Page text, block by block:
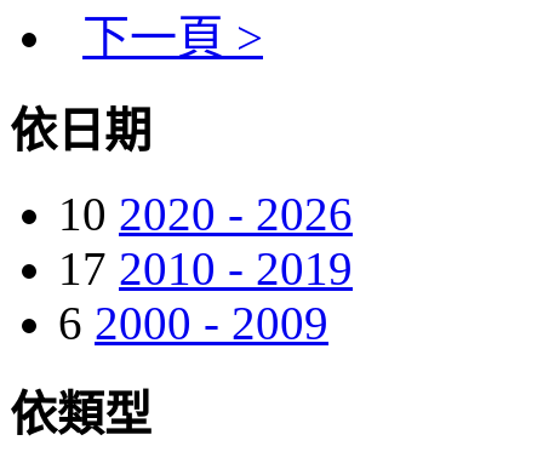
下一頁 >
依日期
10 2020 - 2026
17 2010 - 2019
6 2000 - 2009
依類型